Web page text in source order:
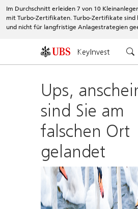
Im Durchschnitt erleiden 7 von 10
mit Turbo-Zertifikaten. Turbo-Zertifikate sind
und nicht für langfristige Anlagestrategien
KeyInvest
Ups,
sind Sie am
falschen Ort
gelandet